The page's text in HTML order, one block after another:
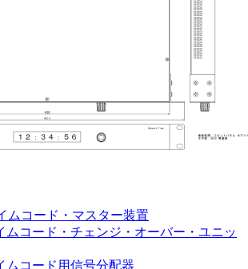
ムコード・マスター装置
ムコード・チェンジ・オーバー・ユニッ
ムコード用信号分配器